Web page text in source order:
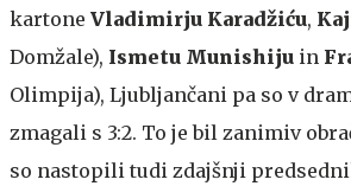
kartone Vladimirju Karadžiću,
Domžale), Ismetu Munishiju in
Olimpija), Ljubljančani pa so v
zmagali s 3:2. To je bil zanimiv
so nastopili tudi zdajšnji